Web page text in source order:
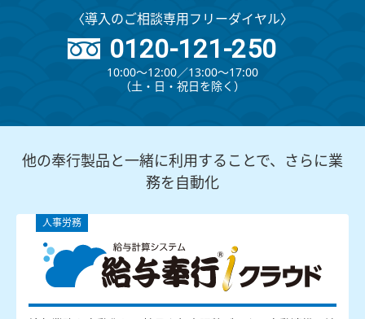
〈導入のご相談専用フリーダイヤル〉
0120-121-250
10:00～12:00∕13:00～17:00
（⼟・⽇・祝⽇を除く）
他の奉行製品と一緒に利用することで、さらに業
務を自動化
人事労務